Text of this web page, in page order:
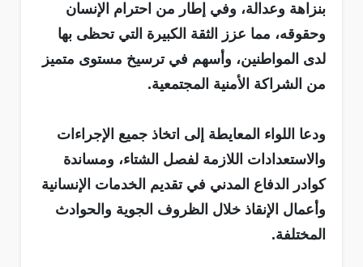
بنزاهة وعدالة، وفي إطار من احترام الإنسان
وحقوقه، مما عزز الثقة الكبيرة التي تحظى بها
لدى المواطنين، وأسهم في ترسيخ مستوى متميز
من الشراكة الأمنية المجتمعية.
ودعا اللواء المعايطة إلى اتخاذ جميع الإجراءات
والاستعدادات اللازمة لفصل الشتاء، ومساندة
كوادر الدفاع المدني في تقديم الخدمات الإنسانية
وأعمال الإنقاذ خلال الظروف الجوية والحوادث
المختلفة.